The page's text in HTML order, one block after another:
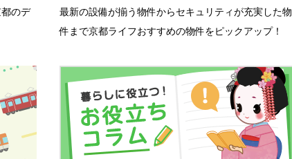
のデ
最新の設備が揃う物件からセキュリティが充実した物
件まで京都ライフおすすめの物件をピックアップ！